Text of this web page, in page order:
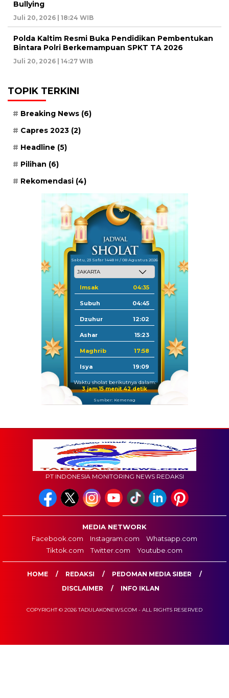
Bullying
Juli 20, 2026 | 18:24 WIB
Polda Kaltim Resmi Buka Pendidikan Pembentukan
Bintara Polri Berkemampuan SPKT TA 2026
Juli 20, 2026 | 14:27 WIB
TOPIK TERKINI
Breaking News (6)
Capres 2023 (2)
Headline (5)
Pilihan (6)
Rekomendasi (4)
Sabtu, 23 Safar 1448 H / 08 Agustus 2026
Imsak 04:35
Subuh 04:45
Dzuhur 12:02
Ashar 15:23
Maghrib 17:58
Isya 19:09
Waktu sholat berikutnya dalam:
3 jam 15 menit 41 detik
Sumber: Kemenag
PT INDONESIA MONITORING NEWS REDAKSI
MEDIA NETWORK
Facebook.com
Instagram.com
Whatsapp.com
Tiktok.com
Twitter.com Youtube.com
HOME REDAKSI
PEDOMAN MEDIA SIBER
DISCLAIMER
INFO IKLAN
COPYRIGHT © 2026 TADULAKONEWS.COM - ALL RIGHTS RESERVED